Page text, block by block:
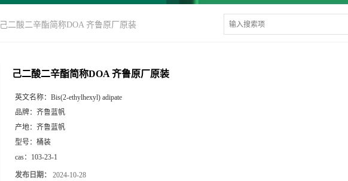
己二酸二辛酯简称DOA 齐鲁原厂原装
己二酸二辛酯简称DOA 齐鲁原厂原装
英文名称： Bis(2-ethylhexyl) adipate
品牌： 齐鲁蓝帆
产地： 齐鲁蓝帆
型号： 桶装
cas： 103-23-1
发布日期： 2024-10-28